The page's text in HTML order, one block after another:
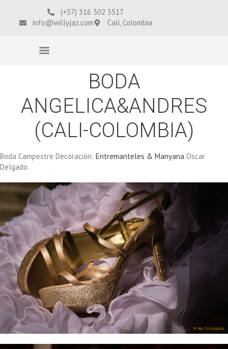
(+57) 316 302 3517
info@willyjaz.com
Cali, Colombia
BODA
ANGELICA&ANDRES
(CALI-COLOMBIA)
Boda Campestre Decoración: Entremanteles & Manyana Oscar
Delgado.